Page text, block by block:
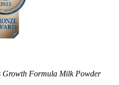
Growth Formula Milk Powder